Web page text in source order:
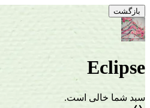
بازگشت
Eclipse
سبد شما خالی است.